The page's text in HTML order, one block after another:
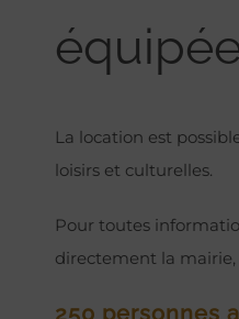
La location est
loisirs et culturelles.
Pour toutes
directement la mairie,
250 personnes